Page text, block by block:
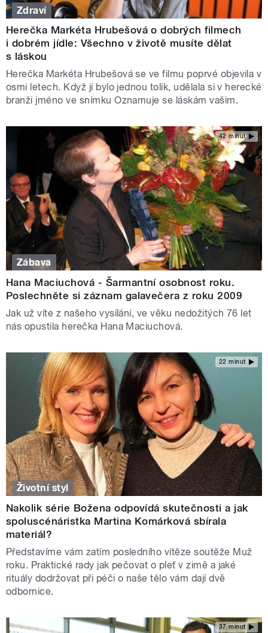
Zdraví
Herečka Markéta Hrubešová o dobrých filmech
i dobrém jídle: Všechno v životě musíte dělat
s láskou
Herečka Markéta Hrubešová se ve filmu poprvé objevila v
osmi letech. Když jí bylo jednou tolik, udělala si v herecké
branži jméno ve snímku Oznamuje se láskám vašim.
42 minut
Zábava
Hana Maciuchová - Šarmantní osobnost roku.
Poslechněte si záznam galavečera z roku 2009
Jak už víte z našeho vysílání, ve věku nedožitých 76 let
nás opustila herečka Hana Maciuchová.
22 minut
Životní styl
Nakolik série Božena odpovídá skutečnosti a jak
spoluscénáristka Martina Komárková sbírala
materiál?
Představíme vám zatím posledního vítěze soutěže Muž
roku. Praktické rady jak pečovat o pleť v zimě a jaké
rituály dodržovat při péči o naše tělo vám dají dvě
odbornice.
37 minut